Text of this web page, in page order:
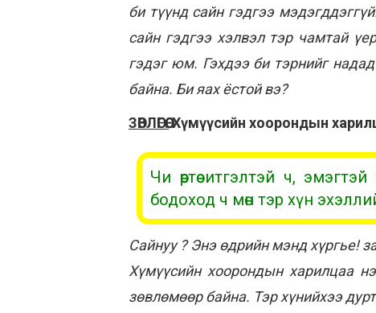
би түүнд сайн гэдгээ
сайн гэдгээ хэлвэл тэр чамтай
гэдэг юм. Гэхдээ би тэрнийг
байна. Би яах ёстой вэ?
ЗӨВЛӨГӨӨ:Хүмүүсийн хоорондын
Чи өөртөө итгэлтэй ч,
бодоход ч мөн тэр хүн
Сайнуу ? Энэ өдрийн мэнд хүргье!
Хүмүүсийн хоорондын харилцаа
зөвлөмөөр байна. Тэр хүнийхээ